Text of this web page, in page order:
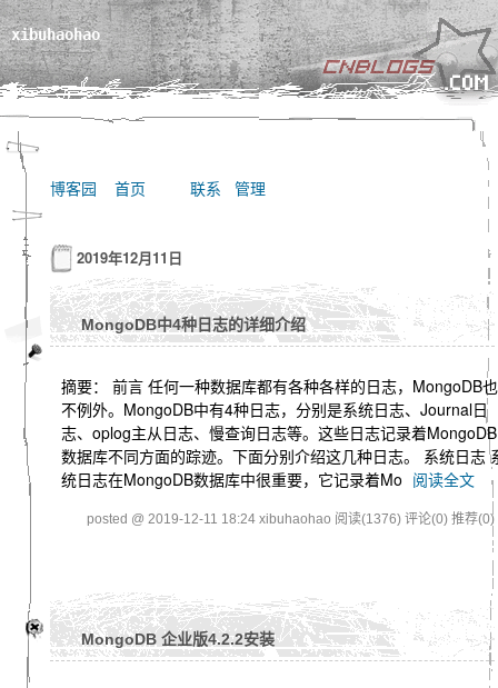
xibuhaohao
博客园 首页 联系 管理
2019年12月11日
MongoDB中4种日志的详细介绍
摘要： 前言 任何一种数据库都有各种各样的日志，MongoDB也
不例外。MongoDB中有4种日志，分别是系统日志、Journal日
志、oplog主从日志、慢查询日志等。这些日志记录着MongoDB
数据库不同方面的踪迹。下面分别介绍这几种日志。 系统日志
统日志在MongoDB数据库中很重要，它记录着Mo 阅读全文
posted @ 2019-12-11 18:24 xibuhaohao 阅读(1376) 评论(0) 推荐(0)
MongoDB 企业版4.2.2安装